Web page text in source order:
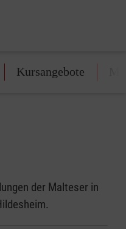
Kursangebote
der Malteser in